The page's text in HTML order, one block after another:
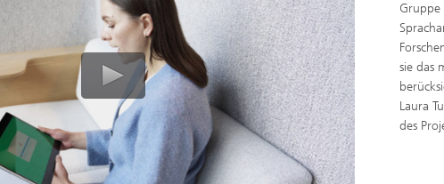
Gruppe
sie das
Laura
des